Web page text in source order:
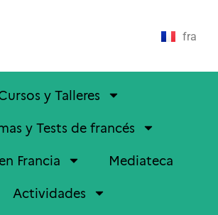
fra
y Talleres
y Tests de francés
Francia
Mediateca
Actividades